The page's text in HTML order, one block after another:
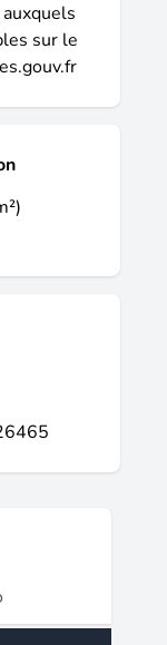
sur le